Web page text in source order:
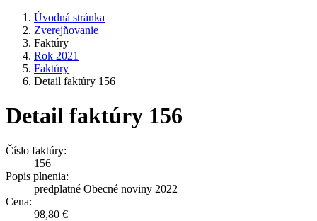
Úvodná stránka
Zverejňovanie
Faktúry
Rok 2021
Faktúry
Detail faktúry 156
Detail faktúry 156
Číslo faktúry:
156
Popis plnenia:
predplatné Obecné noviny 2022
Cena:
98,80 €